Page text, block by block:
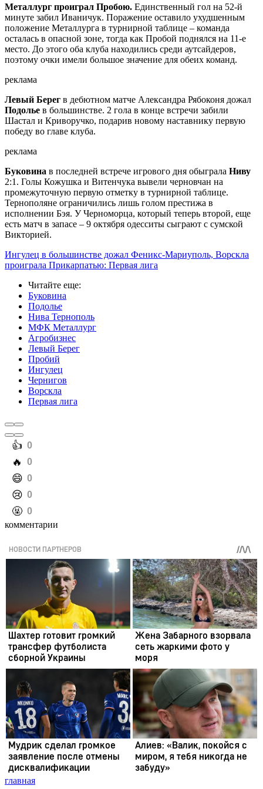
Металлург проиграл Пробою. Единственный гол на 52-й
минуте забил Иваничук. Поражение оставило ухудшенным
положение Металлурга в турнирной таблице – команда
осталась в опасной зоне, тогда как Пробой поднялся на 11-е
место. До этого оба клуба находились среди аутсайдеров,
поэтому очки имели большое значение для обеих команд.
реклама
Левый Берег в дебютном матче Александра Рябоконя дожал
Подолье в большинстве. 2 гола в конце встречи забили
Шастал и Криворучко, подарив новому наставнику первую
победу во главе клуба.
реклама
Буковина в последней встрече игрового дня обыграла Ниву
2:1. Голы Кожушка и Витенчука вывели черновчан на
промежуточную первую отметку в турнирной таблице.
Тернополяне ограничились лишь голом престижа в
исполнении Бэя. У Черноморца, который теперь второй, еще
есть матч в запасе – 9 октября одесситы сыграют с сумской
Викторией.
Ингулец в большинстве дожал Феникс-Мариуполь, Ворскла
проиграла Прикарпатью: Первая лига
Читайте еще:
Буковина
Подолье
Нива Тернополь
МФК Металлург
Агробизнес
Левый Берег
Пробий
Ингулец
Чернигов
Ворскла
Первая лига
️👍 0
️🔥 0
️😄 0
️😢 0
️🤬 0
комментарии
главная